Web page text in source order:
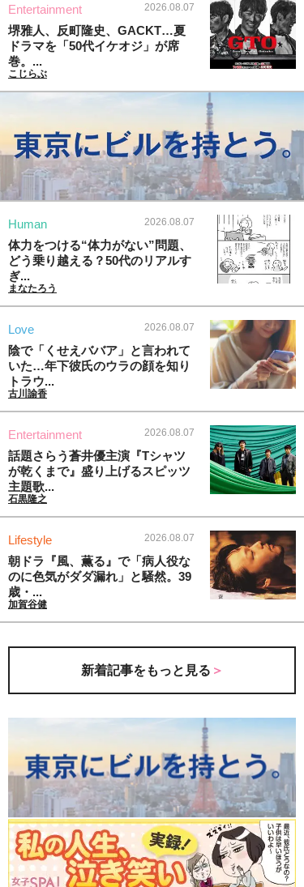
Entertainment 2026.08.07
堺雅人、反町隆史、GACKT…夏
ドラマを「50代イケオジ」が席
巻。...
こじらぶ
Human 2026.08.07
体力をつける“体力がない”問題、
どう乗り越える？50代のリアルす
ぎ...
まなたろう
Love 2026.08.07
陰で「くせえババア」と言われて
いた…年下彼氏のウラの顔を知り
トラウ...
古川諭香
Entertainment 2026.08.07
話題さらう蒼井優主演『Tシャツ
が乾くまで』盛り上げるスピッツ
主題歌...
石黒隆之
Lifestyle 2026.08.07
朝ドラ『風、薫る』で「病人役な
のに色気がダダ漏れ」と騒然。39
歳・...
加賀谷健
新着記事をもっと見る